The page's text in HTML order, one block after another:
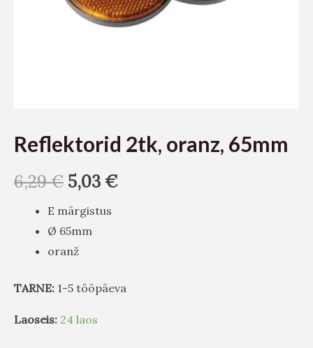
Reflektorid 2tk, oranz, 65mm
6,29€ 5,03€
E märgistus
Ø 65mm
oranž
TARNE: 1-5 tööpäeva
Laoseis: 24 laos